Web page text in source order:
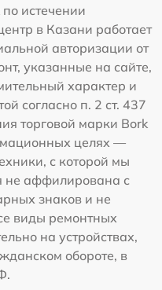
истечении
в Казани работает
авторизации от
указанные на сайте,
характер и
согласно п. 2 ст. 437
торговой марки Bork
целях —
с которой мы
не аффилирована с
знаков и не
виды ремонтных
на устройствах,
обороте, в